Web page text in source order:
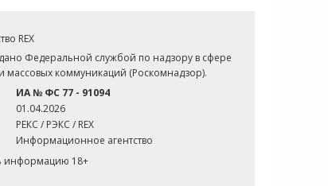
REX
Федеральной службой по надзору в сфере
коммуникаций (Роскомнадзор).
ИА № ФС 77 - 91094
01.04.2026
РЕКС / РЭКС / REX
Информационное агентство
информацию 18+